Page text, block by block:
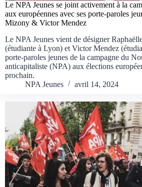
Le NPA Jeunes se joint activement à la
aux européennes avec ses porte-paroles
Mizony & Victor Mendez
Le NPA Jeunes vient de désigner
(étudiante à Lyon) et Victor Mendez
porte-paroles jeunes de la campagne du
anticapitaliste (NPA) aux élections
prochain.
NPA Jeunes
avril 14, 2024